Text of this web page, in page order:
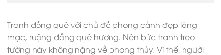
Tranh đồng quê với chủ đề phong cảnh đẹp làng
mạc, ruộng đồng quê hương. Nên bức tranh treo
tường này không nặng về phong thủy. Vì thế, người